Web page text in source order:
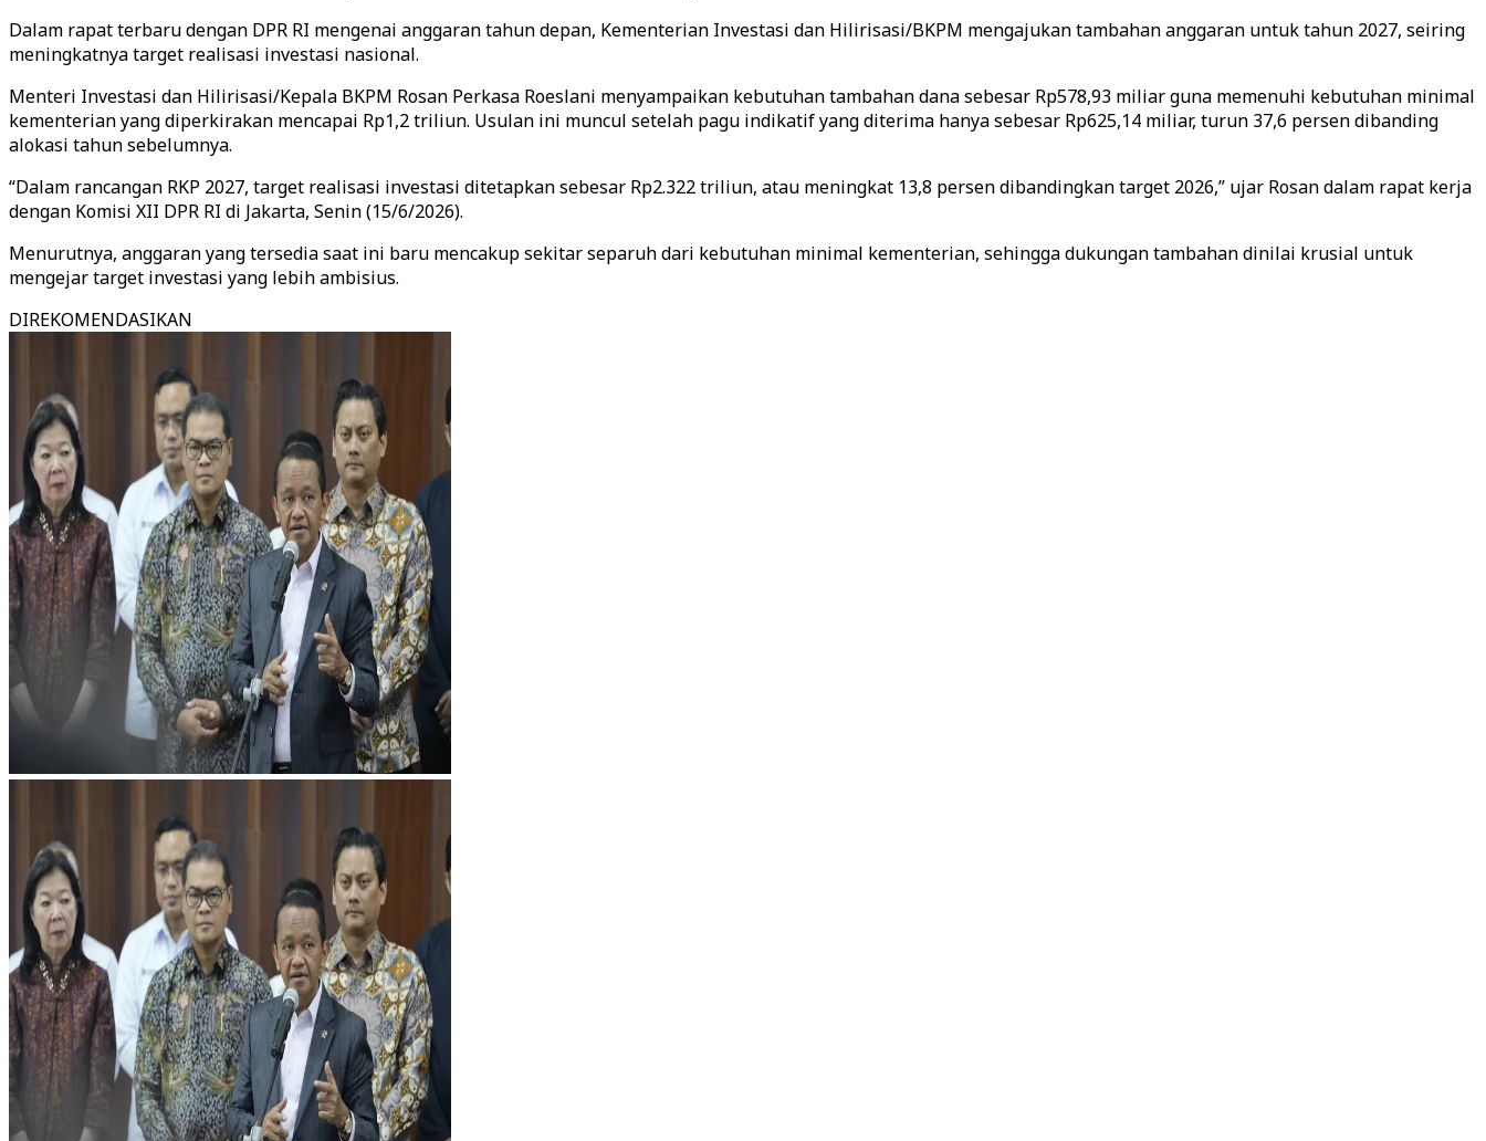
Dalam rapat terbaru dengan DPR RI mengenai anggaran tahun depan, Kementerian Investasi dan Hilirisasi/BKPM mengajukan tambahan anggaran untuk tahun 2027, seiring
meningkatnya target realisasi investasi nasional.
Menteri Investasi dan Hilirisasi/Kepala BKPM Rosan Perkasa Roeslani menyampaikan kebutuhan tambahan dana sebesar Rp578,93 miliar guna memenuhi kebutuhan minimal
kementerian yang diperkirakan mencapai Rp1,2 triliun. Usulan ini muncul setelah pagu indikatif yang diterima hanya sebesar Rp625,14 miliar, turun 37,6 persen dibanding
alokasi tahun sebelumnya.
“Dalam rancangan RKP 2027, target realisasi investasi ditetapkan sebesar Rp2.322 triliun, atau meningkat 13,8 persen dibandingkan target 2026,” ujar Rosan dalam rapat kerja
dengan Komisi XII DPR RI di Jakarta, Senin (15/6/2026).
Menurutnya, anggaran yang tersedia saat ini baru mencakup sekitar separuh dari kebutuhan minimal kementerian, sehingga dukungan tambahan dinilai krusial untuk
mengejar target investasi yang lebih ambisius.
DIREKOMENDASIKAN